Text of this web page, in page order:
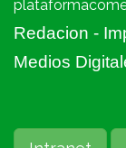
Redacion -
Medios